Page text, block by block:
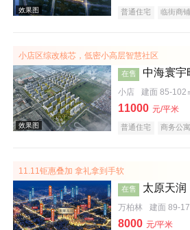
效果图
普通住宅 临街商铺
小店区综改核芯，低密小高层智慧社区
在售 中海寰宇
小店 建面 85-102
11000 元/平米
普通住宅 商务公寓
11.11钜惠叠加 拿礼拿到手软
在售 太原天润
万柏林 建面 89-
8000 元/平米